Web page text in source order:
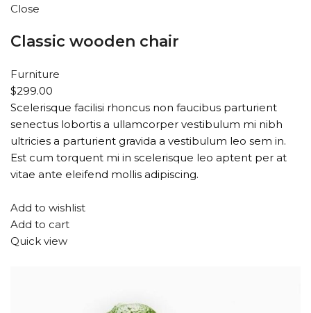
Close
Classic wooden chair
Furniture
$299.00
Scelerisque facilisi rhoncus non faucibus parturient
senectus lobortis a ullamcorper vestibulum mi nibh
ultricies a parturient gravida a vestibulum leo sem in.
Est cum torquent mi in scelerisque leo aptent per at
vitae ante eleifend mollis adipiscing.
Add to wishlist
Add to cart
Quick view